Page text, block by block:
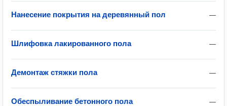
—
Нанесение покрытия на деревянный пол
—
Шлифовка лакированного пола
—
Демонтаж стяжки пола
—
Обеспыливание бетонного пола